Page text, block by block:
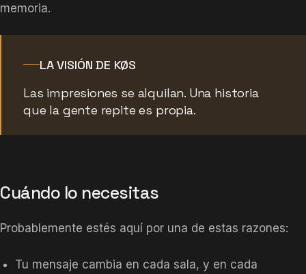
memoria.
LA VISIÓN DE KØS
Las impresiones se alquilan. Una historia
que la gente repite es propia.
Cuándo lo necesitas
Probablemente estés aquí por una de estas razones:
Tu mensaje cambia en cada sala, y en cada